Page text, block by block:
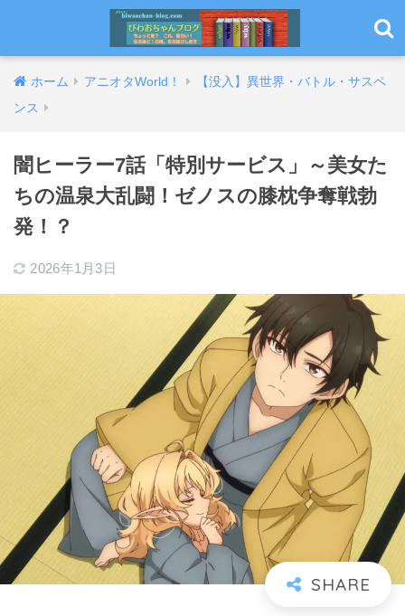
ホーム アニオタWorld！
【没入】異世界・バトル・サスペ
ンス
闇ヒーラー7話「特別サービス」～美女た
ちの温泉大乱闘！ゼノスの膝枕争奪戦勃
発！？
2026年1月3日